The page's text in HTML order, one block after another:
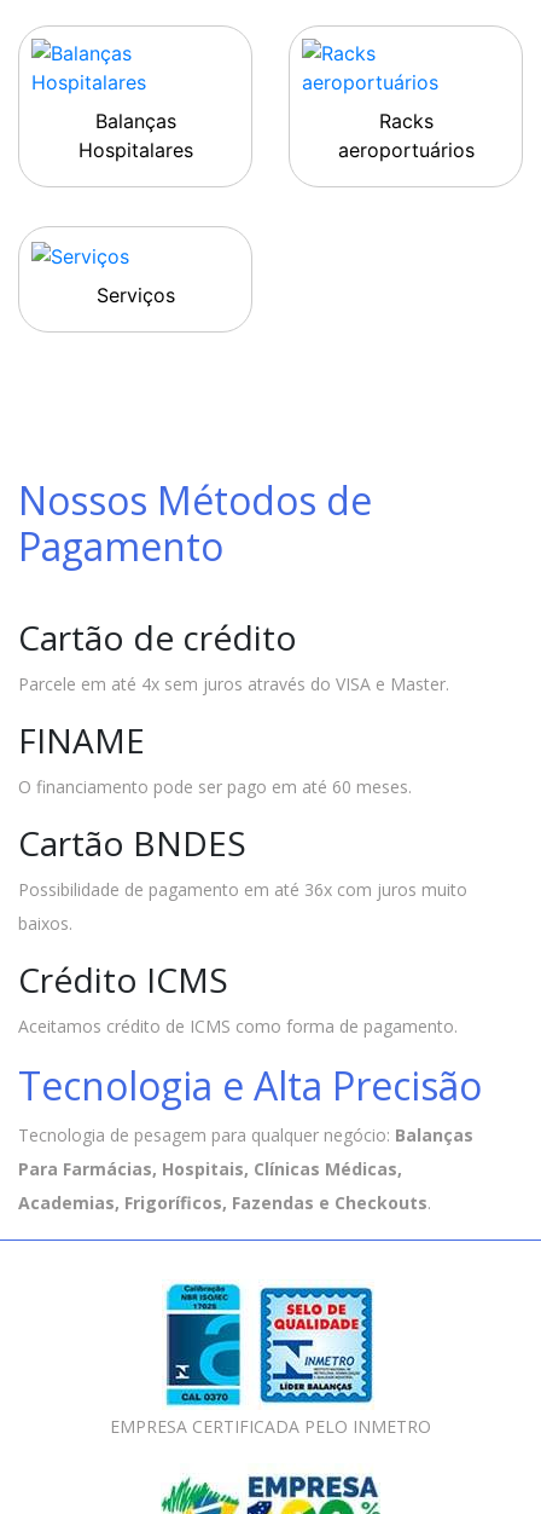
Balanças
Hospitalares
Racks
aeroportuários
Serviços
Nossos Métodos de
Pagamento
Cartão de crédito
Parcele em até 4x sem juros através do VISA e Master.
FINAME
O financiamento pode ser pago em até 60 meses.
Cartão BNDES
Possibilidade de pagamento em até 36x com juros muito
baixos.
Crédito ICMS
Aceitamos crédito de ICMS como forma de pagamento.
Tecnologia e Alta Precisão
Tecnologia de pesagem para qualquer negócio: Balanças
Para Farmácias, Hospitais, Clínicas Médicas,
Academias, Frigoríficos, Fazendas e Checkouts.
EMPRESA CERTIFICADA PELO INMETRO